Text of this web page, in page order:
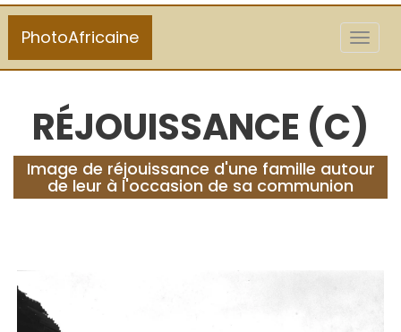
PhotoAfricaine
RÉJOUISSANCE (C)
Image de réjouissance d'une famille autour
de leur à l'occasion de sa communion